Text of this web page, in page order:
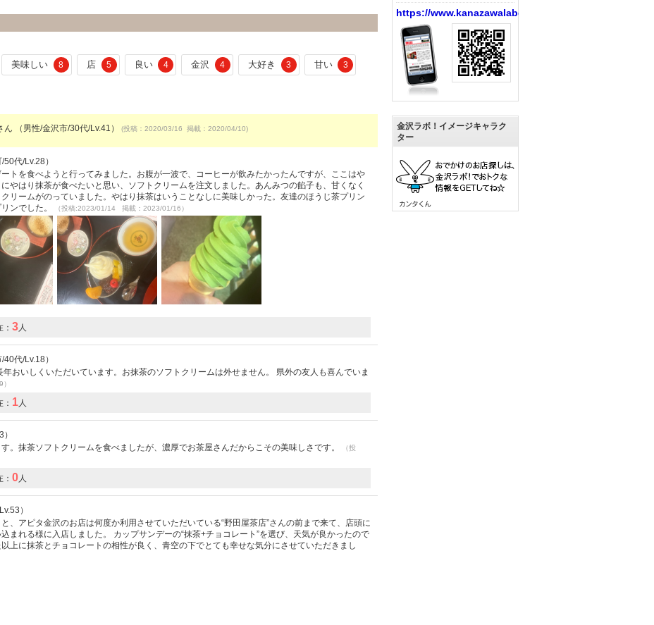
美味しい 8 店 5 良い 4 金沢 4 大好き 3 甘い 3
ん （男性/金沢市/30代/Lv.41） (投稿：2020/03/16 掲載：2020/04/10)
代/Lv.28）
トを食べようと行ってみました。お腹が一波で、コーヒーが飲みたかったんですが、ここはや
やはり抹茶が食べたいと思い、ソフトクリームを注文しました。あんみつの餡子も、甘くなく
リームがのっていました。やはり抹茶はいうことなしに美味しかった。友達のほうじ茶プリン
ンでした。
（投稿:2023/01/14 掲載：2023/01/16）
3人
代/Lv.18）
おいしくいただいています。お抹茶のソフトクリームは外せません。 県外の友人も喜んでいま
1人
。抹茶ソフトクリームを食べましたが、濃厚でお茶屋さんだからこその美味しさです。
（投
0人
）
、アピタ金沢のお店は何度か利用させていただいている“野田屋茶店”さんの前まで来て、店頭に
まれる様に入店しました。 カップサンデーの“抹茶+チョコレート”を選び、天気が良かったので
上に抹茶とチョコレートの相性が良く、青空の下でとても幸せな気分にさせていただきまし
https://www.kanazawalabo.net/
金沢ラボ！イメージキャラク
ター